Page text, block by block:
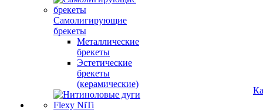
Самолигирующие
брекеты
Металлические
брекеты
Эстетические
брекеты
(керамические)